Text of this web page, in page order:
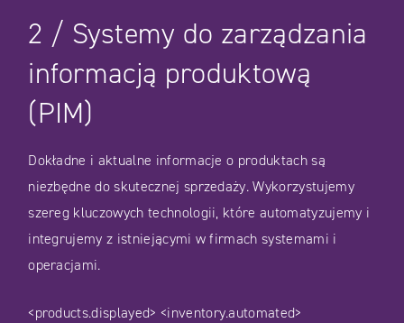
2 / Systemy do zarządzania
informacją produktową
(PIM)
Dokładne i aktualne informacje o produktach są
niezbędne do skutecznej sprzedaży. Wykorzystujemy
szereg kluczowych technologii, które automatyzujemy i
integrujemy z istniejącymi w firmach systemami i
operacjami.
<products.displayed> <inventory.automated>